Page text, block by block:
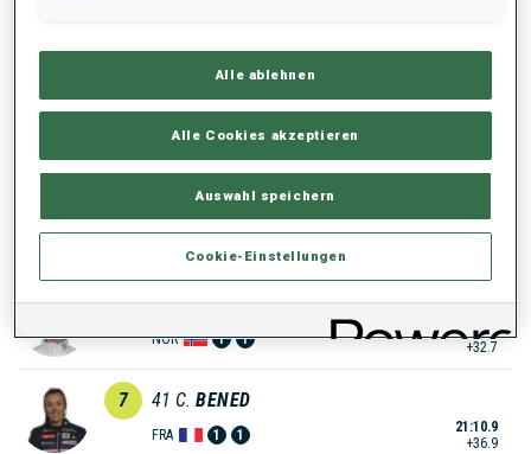
FRA 0 1
4 39 S. CHAUVEAU
+22.5
JOHANSEN
21:00.6
6 14 R. FEMSTEINEVIK
NOR 1 1
21:06.7
+32.7
7 41 C. BENED
FRA 1 1
21:10.9
+36.9
Alle ablehnen
Alle Cookies akzeptieren
Auswahl speichern
Cookie-Einstellungen